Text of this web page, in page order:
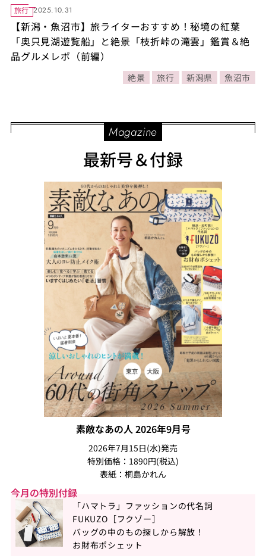
旅行 2025.10.31
【新潟・魚沼市】旅ライターおすすめ！秘境の紅葉
「奥只見湖遊覧船」と絶景「枝折峠の滝雲」鑑賞＆絶
品グルメレポ（前編）
絶景 旅行 新潟県 魚沼市
Magazine
最新号＆付録
素敵なあの人 2026年9月号
2026年7月15日(水)発売
特別価格：1890円(税込)
表紙：桐島かれん
今月の特別付録
「ハマトラ」ファッションの代名詞
FUKUZO［フクゾー］
バッグの中のもの探しから解放！
お財布ポシェット